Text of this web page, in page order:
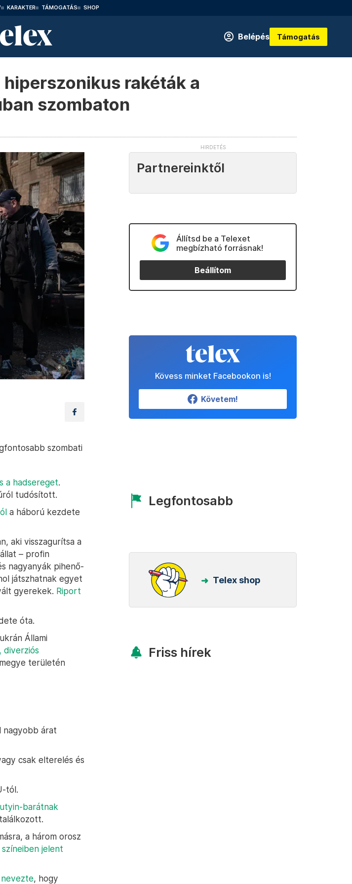
KARAKTER TÁMOGATÁS SHOP
Belépés Támogatás
rakéták a
szombaton
szombati
a hadsereget.
tudósított.
a háború kezdete
aki visszagurítsa a
– profin
nagyanyák pihenő-
játszhatnak egyet
gyerekek. Riport
óta.
Állami
területén
nagyobb árat
csak elterelés és
tól.
barátnak
a három orosz
színeiben jelent
, hogy
Partnereinktől
Állítsd be a Telexet
megbízható forrásnak!
Beállítom
Kövess minket Facebookon is!
Követem!
Legfontosabb
Telex shop
Friss hírek